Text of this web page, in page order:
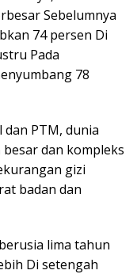
Sebelumnya
74 persen Di
Pada
78
dan PTM, dunia
dan kompleks
gizi
badan dan
lima tahun
Di setengah